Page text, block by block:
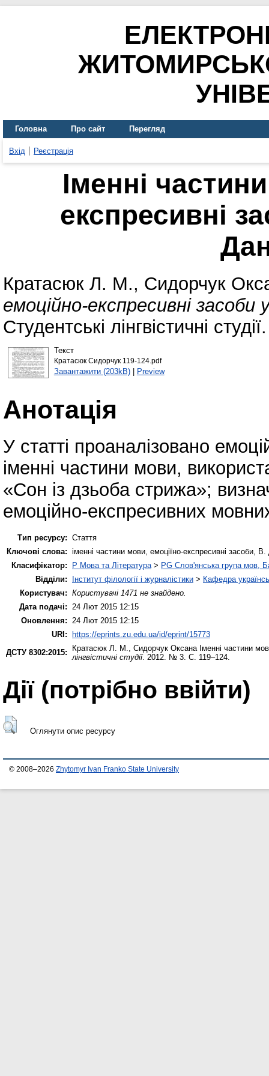
Головна Про сайт Перегляд
Вхід Реєстрація
Іменні
експресивні
Кратасюк Л. М., Сидорчук
емоційно-експресивні
Студентські лінгвістичні
Текст
Кратасюк Сидорчук 119-124.pdf
Завантажити (203kB)| Preview
Анотація
У статті проаналізовано
іменні частини мови,
«Сон із дзьоба стрижа»;
емоційно-експресивних
Тип ресурсу: Стаття
Ключові слова: іменні частини мови, емоціїно-експресивні засоби,
Класифікатор:
P Мова та Література > PG Слов'янська група мов,
Відділи:
Інститут філології і журналістики > Кафедра
Користувач: Користувачі 1471 не знайдено.
Дата подачі:
24 Лют 2015 12:15
Оновлення:
24 Лют 2015 12:15
URI: https://eprints.zu.edu.ua/id/eprint/15773
ДСТУ 8302:2015:
Кратасюк Л. М. Сидорчук Оксана Іменні частини
лінгвістичні студії. 2012. № 3. С. 119–124.
Дії ​​(потрібно ввійти)
Оглянути опис ресурсу
© 2008–2026 Zhytomyr Ivan Franko State University